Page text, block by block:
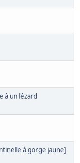
à un lézard
à gorge jaune]